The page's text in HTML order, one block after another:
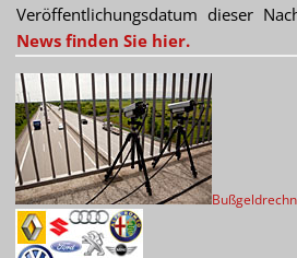
Veröffentlichungsdatum dieser
News finden Sie hier.